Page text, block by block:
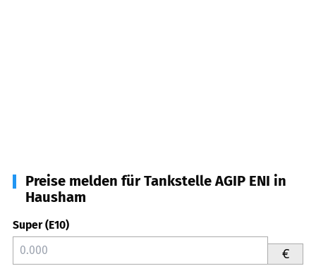
Preise melden für Tankstelle AGIP ENI in
Hausham
Super (E10)
€